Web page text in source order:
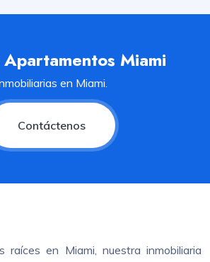
Apartamentos Miami
en Miami.
Contáctenos
raíces en Miami, nuestra inmobiliaria